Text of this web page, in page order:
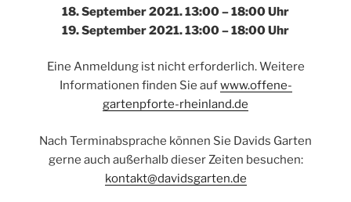
18. September 2021. 13:00 – 18:00 Uhr
19. September 2021. 13:00 – 18:00 Uhr
Eine Anmeldung ist nicht erforderlich. Weitere
Informationen finden Sie aufwww.offene-
gartenpforte-rheinland.de
Nach Terminabsprache können Sie Davids Garten
gerne auch außerhalb dieser Zeiten besuchen:
kontakt@davidsgarten.de